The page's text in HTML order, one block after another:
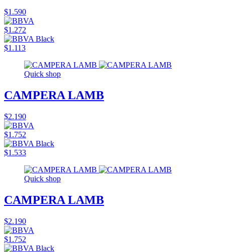
$1.590
$1.272
$1.113
Quick shop
CAMPERA LAMB
$2.190
$1.752
$1.533
Quick shop
CAMPERA LAMB
$2.190
$1.752